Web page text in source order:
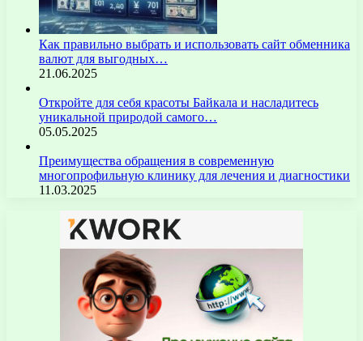
Как правильно выбрать и использовать сайт обменника
валют для выгодных…
21.06.2025
Откройте для себя красоты Байкала и насладитесь
уникальной природой самого…
05.05.2025
Преимущества обращения в современную
многопрофильную клинику для лечения и диагностики
11.03.2025